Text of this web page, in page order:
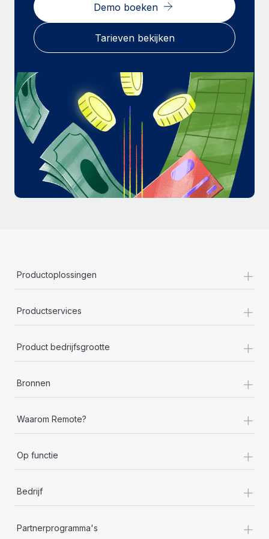
Demo boeken
Tarieven bekijken
Productoplossingen +
Productservices +
Product bedrijfsgrootte +
Bronnen +
Waarom Remote? +
Op functie +
Bedrijf +
Partnerprogramma's +